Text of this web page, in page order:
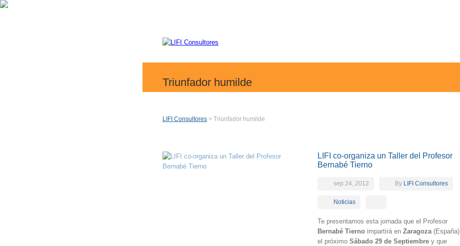
Triunfador humilde
LIFI Consultores > Triunfador humilde
LIFI co-organiza un Taller del Profesor
Bernabé Tierno
sep 24, 2012 By LIFI Consultores
Noticias
Te presentamos esta jornada que el Profesor
Bernabé Tierno impartirá en Zaragoza(España)
el próximo Sábado 29 de Septiembre y que